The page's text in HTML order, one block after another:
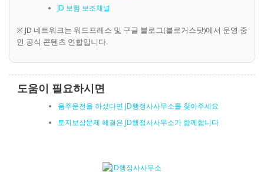
JD 보험 보조채널
※ JD 네트워크는 워드프레스 및 구글 블로그(블로거스팟)에서 운영 중
인 공식 콘텐츠 연합입니다.
도움이 필요하시면
음주운전을 하셨다면 JD행정사사무소를 찾아주세요
토지보상문제 해결은 JD행정사사무소가 함께합니다